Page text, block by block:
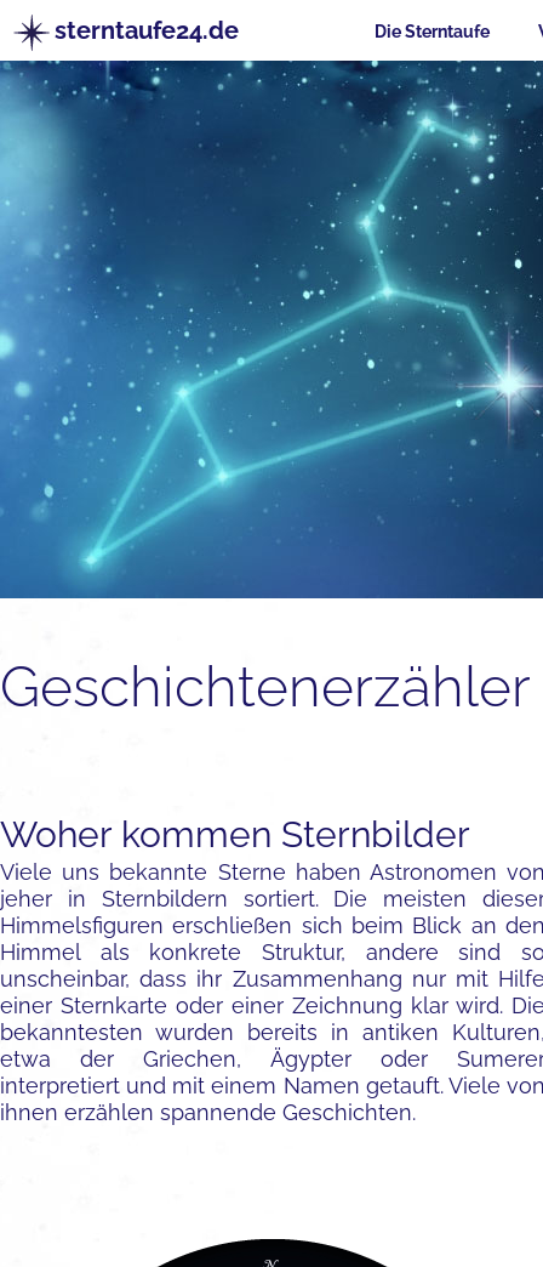
sterntaufe24.de Die Sterntaufe
Woher kommen Sternbilder
Viele uns bekannte Sterne haben Astronomen
jeher in Sternbildern sortiert. Die meisten
Himmelsfiguren erschließen sich beim Blick an
Himmel als konkrete Struktur, andere sind
unscheinbar, dass ihr Zusammenhang nur mit
einer Sternkarte oder einer Zeichnung klar wird.
bekanntesten wurden bereits in antiken
etwa der Griechen, Ägypter oder
interpretiert und mit einem Namen getauft. Viele
ihnen erzählen spannende Geschichten.